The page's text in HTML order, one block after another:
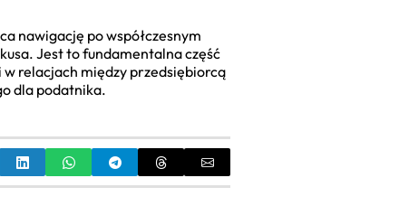
nawigację po współczesnym
Jest to fundamentalna część
relacjach między przedsiębiorcą
dla podatnika.